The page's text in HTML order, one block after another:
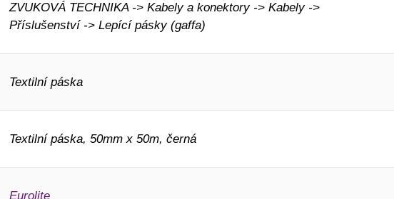
ZVUKOVÁ TECHNIKA -> Kabely a konektory -> Kabely ->
Příslušenství -> Lepící pásky (gaffa)
Textilní páska
Textilní páska, 50mm x 50m, černá
Eurolite